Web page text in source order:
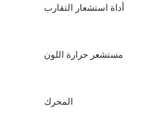
أداة استشعار التقارب
مستشعر حرارة اللون
المحرك